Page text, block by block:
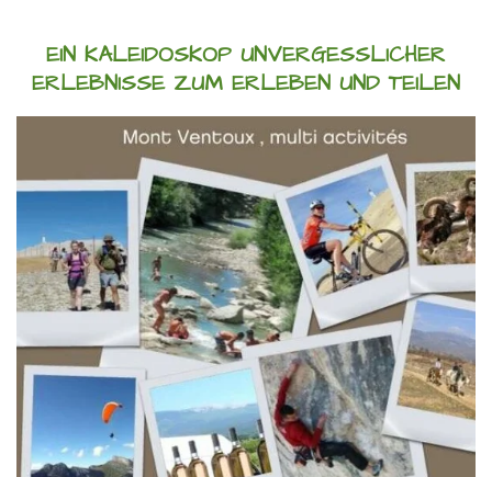
EIN KALEIDOSKOP UNVERGESSLICHER
ERLEBNISSE ZUM ERLEBEN UND TEILEN